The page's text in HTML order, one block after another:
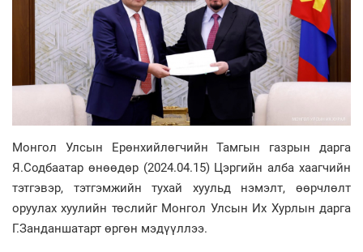
Монгол Улсын Ерөнхийлөгчийн Тамгын газрын дарга
Я.Содбаатар өнөөдөр (2024.04.15) Цэргийн алба хаагчийн
тэтгэвэр, тэтгэмжийн тухай хуульд нэмэлт, өөрчлөлт
оруулах хуулийн төслийг Монгол Улсын Их Хурлын дарга
Г.Занданшатарт өргөн мэдүүллээ.